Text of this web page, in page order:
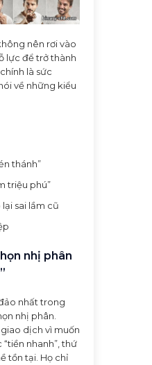
nên rơi vào
lực để trở thành
là sức
về những kiểu
thánh”
triệu phú”
sai lầm cũ
nhị phân
nhất trong
nhị phân.
dịch vì muốn
“tiền nhanh”, thứ
tồn tại. Họ chỉ